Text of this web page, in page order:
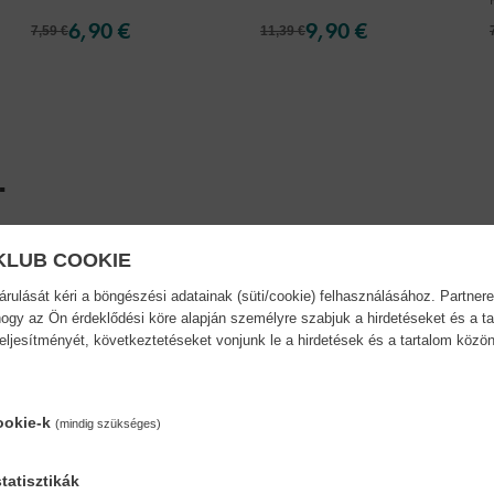
7,59 €6,90 € 11,39 €9,90 €
kiadványa az 5+ éveseknek készült. Minden oldala könnyen
kisiskolás lányok és fiúk számára egyaránt. Tele szórakoztató
több figyelmet igénylő agytornákig bezárólag mind-mind segítik a
fejlődését. Javítják a vizuális érzékelést, fejlesztik a
COOKIE
kéri a böngészési adatainak (süti/cookie) felhasználásához.
az Ön érdeklődési köre alapján személyre szabjuk a hirdetéseket és a
következtetéseket vonjunk le a hirdetések és a tartalom
k (mindig szükséges)